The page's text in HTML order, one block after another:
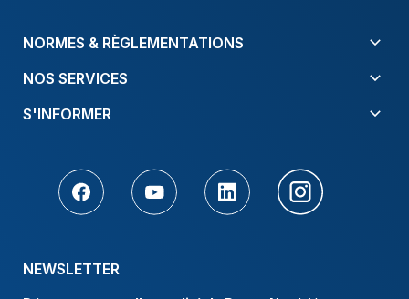
NORMES & RÈGLEMENTATIONS
NOS SERVICES
S'INFORMER
NEWSLETTER